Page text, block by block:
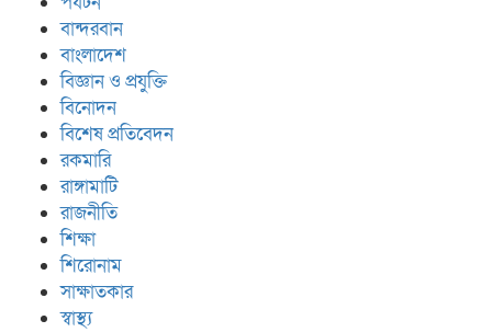
বান্দরবান
বাংলাদেশ
বিজ্ঞান ও প্রযুক্তি
বিনোদন
বিশেষ প্রতিবেদন
রকমারি
রাঙ্গামাটি
রাজনীতি
শিক্ষা
শিরোনাম
সাক্ষাতকার
স্বাস্থ্য